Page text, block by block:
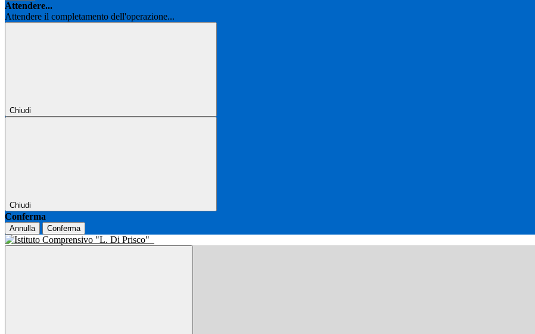
Attendere...
Attendere il completamento dell'operazione...
Chiudi
Chiudi
Conferma
Annulla Conferma